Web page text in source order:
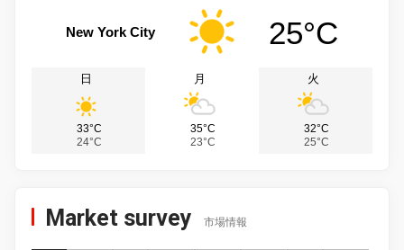
New York City 25°C
日
33°C
24°C
月
35°C
23°C
火
32°C
25°C
Market survey 市場情報